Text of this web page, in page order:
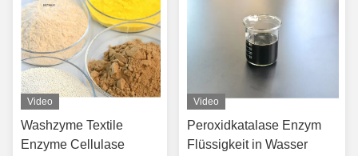
Video
Washzyme Textile
Enzyme Cellulase
Video
Peroxidkatalase Enzym
Flüssigkeit in Wasser